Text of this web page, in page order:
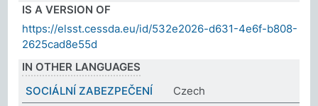
IS A VERSION OF
https://elsst.cessda.eu/id/532e2026-d631-4e6f-b808-
2625cad8e55d
IN OTHER LANGUAGES
SOCIÁLNÍ ZABEZPEČENÍ
Czech